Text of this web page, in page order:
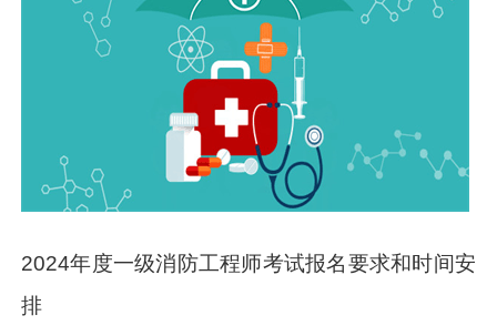
2024年度一级消防工程师考试报名要求和时间安
排